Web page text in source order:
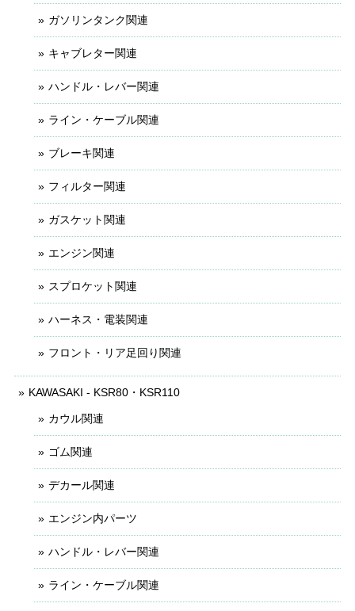
ガソリンタンク関連
キャブレター関連
ハンドル・レバー関連
ライン・ケーブル関連
ブレーキ関連
フィルター関連
ガスケット関連
エンジン関連
スプロケット関連
ハーネス・電装関連
フロント・リア足回り関連
KAWASAKI - KSR80・KSR110
カウル関連
ゴム関連
デカール関連
エンジン内パーツ
ハンドル・レバー関連
ライン・ケーブル関連